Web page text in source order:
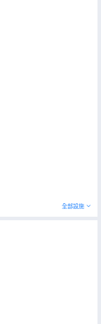
全部設施